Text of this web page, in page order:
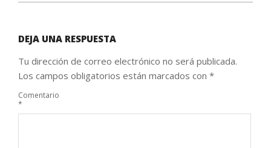
DEJA UNA RESPUESTA
Tu dirección de correo electrónico no será publicada.
Los campos obligatorios están marcados con *
Comentario
*